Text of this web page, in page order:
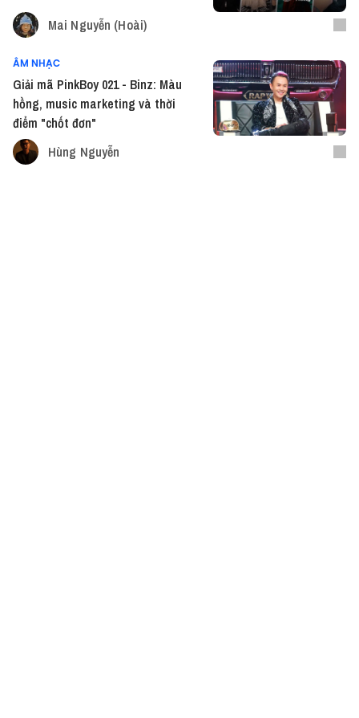
Mai Nguyễn (Hoài)
ÂM NHẠC
Giải mã PinkBoy 021 - Binz: Màu
hồng, music marketing và thời
điểm "chốt đơn"
Hùng Nguyễn